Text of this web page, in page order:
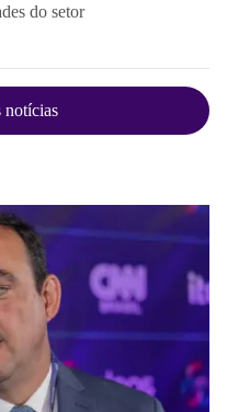
do setor
notícias